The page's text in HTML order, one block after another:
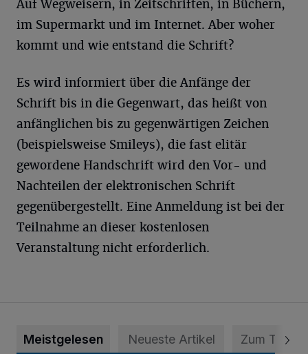
Auf Wegweisern, in Zeitschriften, in Büchern,
im Supermarkt und im Internet. Aber woher
kommt und wie entstand die Schrift?
Es wird informiert über die Anfänge der
Schrift bis in die Gegenwart, das heißt von
anfänglichen bis zu gegenwärtigen Zeichen
(beispielsweise Smileys), die fast elitär
gewordene Handschrift wird den Vor- und
Nachteilen der elektronischen Schrift
gegenübergestellt. Eine Anmeldung ist bei der
Teilnahme an dieser kostenlosen
Veranstaltung nicht erforderlich.
Meistgelesen Neueste Artikel Zum Thema